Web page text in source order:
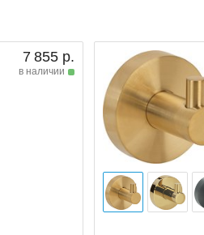
7 855 р.
в наличии